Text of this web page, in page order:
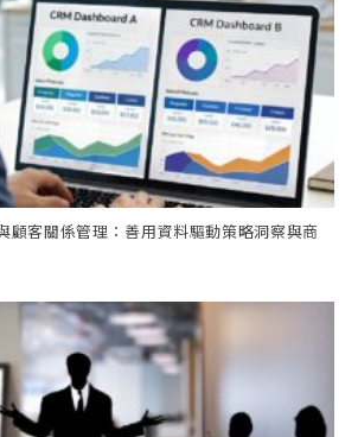
顧客關係管理：善用資料驅動策略洞察與商